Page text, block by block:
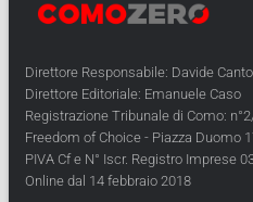
Direttore Responsabile: Davide
Direttore Editoriale: Emanuele Caso
Registrazione Tribunale di Como:
Freedom of Choice - Piazza Duomo
PIVA Cf e N° Iscr. Registro Imprese
Online dal 14 febbraio 2018